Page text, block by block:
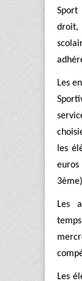
Sport
Les
les
Les
Les